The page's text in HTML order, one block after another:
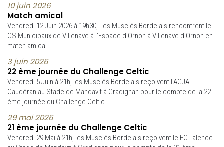
10 juin 2026
Match amical
Vendredi 12 Juin 2026 à 19h30, Les Musclés Bordelais rencontrent le
CS Municipaux de Villenave à l’Espace d’Ornon à Villenave d’Ornon en
match amical.
3 juin 2026
22 ème journée du Challenge Celtic
Vendredi 5 Juin à 21h, les Musclés Bordelais reçoivent l’AGJA
Caudéran au Stade de Mandavit à Gradignan pour le compte de la 22
ème journée du Challenge Celtic.
29 mai 2026
21 ème journée du Challenge Celtic
Vendredi 29 Mai à 21h, les Musclés Bordelais reçoivent le FC Talence